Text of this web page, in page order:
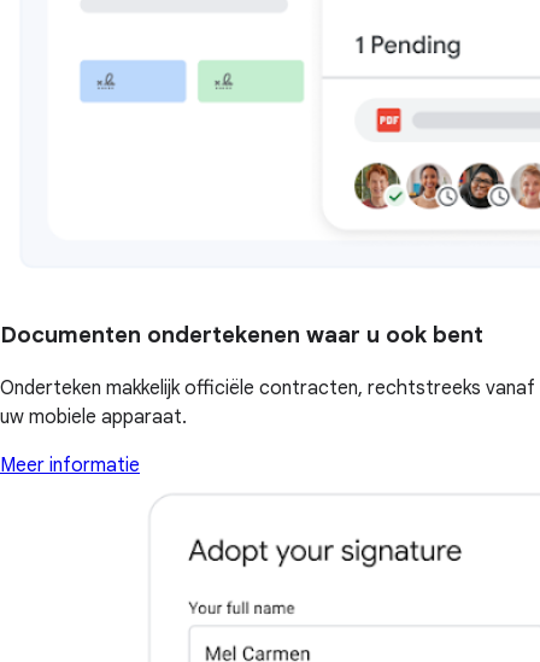
Documenten ondertekenen waar u ook bent
Onderteken makkelijk officiële contracten, rechtstreeks vanaf
uw mobiele apparaat.
Meer informatie